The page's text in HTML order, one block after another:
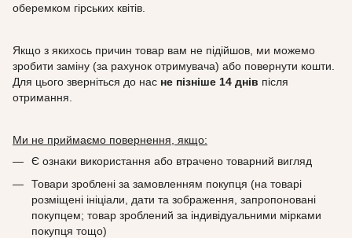
оберемком гірських квітів.
Якщо з якихось причин товар вам не підійшов, ми можемо
зробити заміну (за рахунок отримувача) або повернути кошти.
Для цього зверніться до нас не пізніше 14 днів після
отримання.
Ми не приймаємо повернення, якщо:
Є ознаки використання або втрачено товарний вигляд
Товари зроблені за замовленням покупця (на товарі
розміщені ініціали, дати та зображення, запропоновані
покупцем; товар зроблений за індивідуальними мірками
покупця тощо)